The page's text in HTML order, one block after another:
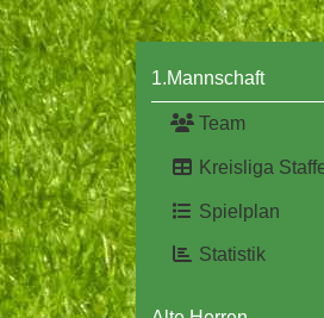
1.Mannschaft
Team
Kreisliga
Spielplan
Statistik